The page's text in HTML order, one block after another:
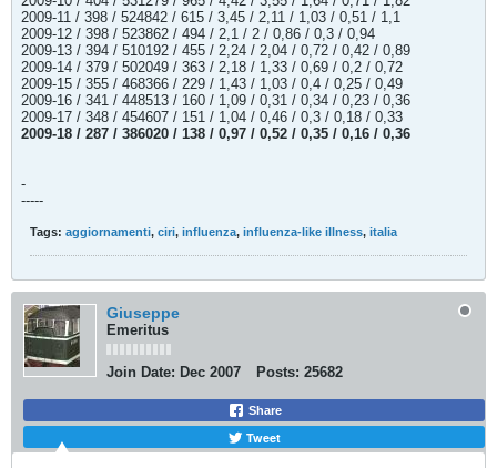
2009-11 / 398 / 524842 / 615 / 3,45 / 2,11 / 1,03 / 0,51 / 1,1
2009-12 / 398 / 523862 / 494 / 2,1 / 2 / 0,86 / 0,3 / 0,94
2009-13 / 394 / 510192 / 455 / 2,24 / 2,04 / 0,72 / 0,42 / 0,89
2009-14 / 379 / 502049 / 363 / 2,18 / 1,33 / 0,69 / 0,2 / 0,72
2009-15 / 355 / 468366 / 229 / 1,43 / 1,03 / 0,4 / 0,25 / 0,49
2009-16 / 341 / 448513 / 160 / 1,09 / 0,31 / 0,34 / 0,23 / 0,36
2009-17 / 348 / 454607 / 151 / 1,04 / 0,46 / 0,3 / 0,18 / 0,33
2009-18 / 287 / 386020 / 138 / 0,97 / 0,52 / 0,35 / 0,16 / 0,36
-
-----
Tags: aggiornamenti, ciri, influenza, influenza-like illness, italia
Giuseppe
Emeritus
Join Date: Dec 2007 Posts: 25682
Share
Tweet